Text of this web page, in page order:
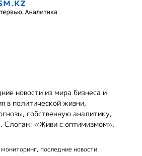
новости из мира бизнеса и
в политической жизни,
собственную аналитику,
Слоган: «Живи с оптимизмом».
последние новости